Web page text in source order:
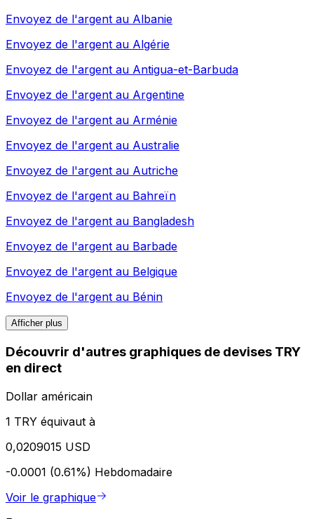
Envoyez de l'argent au Albanie
Envoyez de l'argent au Algérie
Envoyez de l'argent au Antigua-et-Barbuda
Envoyez de l'argent au Argentine
Envoyez de l'argent au Arménie
Envoyez de l'argent au Australie
Envoyez de l'argent au Autriche
Envoyez de l'argent au Bahreïn
Envoyez de l'argent au Bangladesh
Envoyez de l'argent au Barbade
Envoyez de l'argent au Belgique
Envoyez de l'argent au Bénin
Afficher plus
Découvrir d'autres graphiques de devises TRY
en direct
Dollar américain
1 TRY équivaut à
0,0209015 USD
-0.0001 (0.61%) Hebdomadaire
Voir le graphique